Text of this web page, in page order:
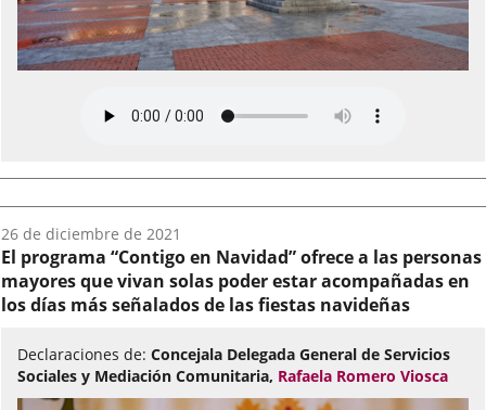
Fecha
del
audio:
26 de diciembre de 2021
El programa “Contigo en Navidad” ofrece a las personas
mayores que vivan solas poder estar acompañadas en
los días más señalados de las fiestas navideñas
Declaraciones de: Concejala Delegada General de Servicios
Sociales y Mediación Comunitaria, Rafaela Romero Viosca